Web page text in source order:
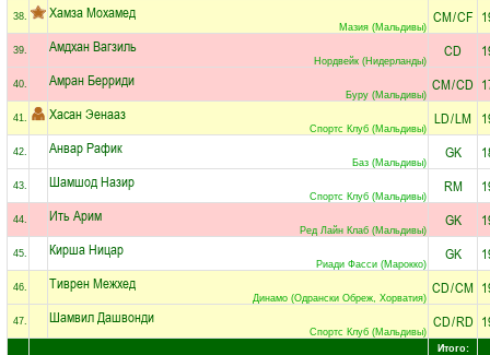
38. Хамза Мохамед
Мазия (Мальдивы)
CM/CF
39. Амдхан Вагзиль
Нордвейк (Нидерланды)
CD
40. Амран Берриди
Буру (Мальдивы)
CM/CD
41. Хасан Эенааз
Спортс Клуб (Мальдивы)
LD/LM
42. Анвар Рафик
Баз (Мальдивы)
GK
43. Шамшод Назир
Спортс Клуб (Мальдивы)
RM
44. Ить Арим
Ред Лайн Клаб (Мальдивы)
GK
45. Кирша Ницар
Риади Фасси (Марокко)
GK
46. Тиврен Межхед
Динамо (Одрански Обреж, Хорватия)
CD/CM
47. Шамвил Дашвонди
Спортс Клуб (Мальдивы)
CD/RD
Итого: